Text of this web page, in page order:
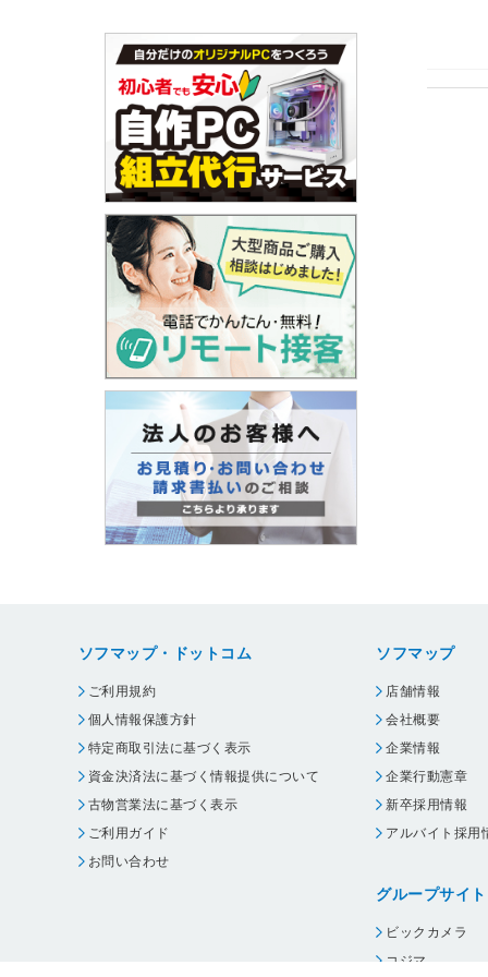
ソフマップ・ドットコム
ご利用規約
個人情報保護方針
特定商取引法に基づく表示
資金決済法に基づく情報提供について
古物営業法に基づく表示
ご利用ガイド
お問い合わせ
ソフマップ
店舗情報
会社概要
企業情報
企業行動憲章
新卒採用情報
アルバイト採用
グループサイト
ビックカメラ
コジマ